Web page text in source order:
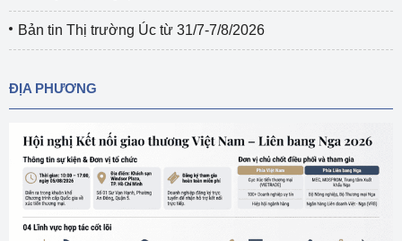
Bản tin Thị trường Úc từ 31/7-7/8/2026
ĐỊA PHƯƠNG